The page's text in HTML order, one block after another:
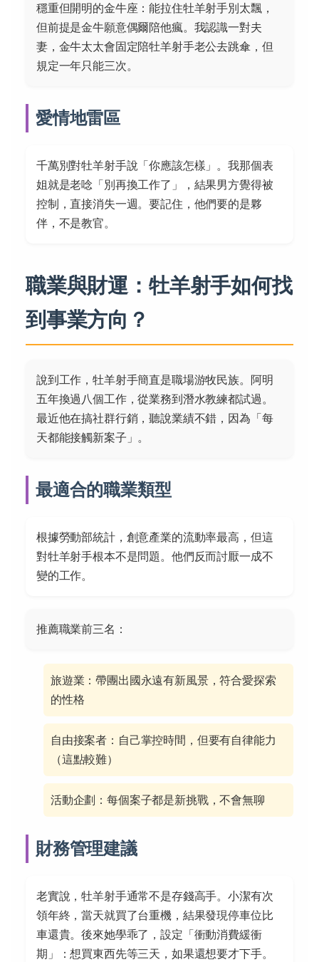
穩重但開明的金牛座：能拉住牡羊射手別太飄，
但前提是金牛願意偶爾陪他瘋。我認識一對夫
妻，金牛太太會固定陪牡羊射手老公去跳傘，但
規定一年只能三次。
愛情地雷區
千萬別對牡羊射手說「你應該怎樣」。我那個表
姐就是老唸「別再換工作了」，結果男方覺得被
控制，直接消失一週。要記住，他們要的是夥
伴，不是教官。
職業與財運：牡羊射手如何找
到事業方向？
說到工作，牡羊射手簡直是職場游牧民族。阿明
五年換過八個工作，從業務到潛水教練都試過。
最近他在搞社群行銷，聽說業績不錯，因為「每
天都能接觸新案子」。
最適合的職業類型
根據勞動部統計，創意產業的流動率最高，但這
對牡羊射手根本不是問題。他們反而討厭一成不
變的工作。
推薦職業前三名：
旅遊業：帶團出國永遠有新風景，符合愛探索
的性格
自由接案者：自己掌控時間，但要有自律能力
（這點較難）
活動企劃：每個案子都是新挑戰，不會無聊
財務管理建議
老實說，牡羊射手通常不是存錢高手。小潔有次
領年終，當天就買了台重機，結果發現停車位比
車還貴。後來她學乖了，設定「衝動消費緩衝
期」：想買東西先等三天，如果還想要才下手。